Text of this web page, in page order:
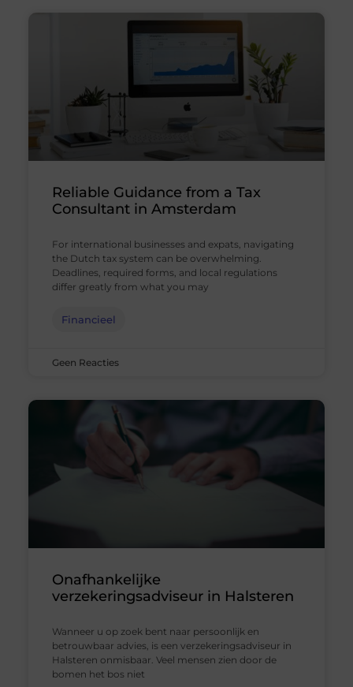
Reliable Guidance from a Tax
Consultant in Amsterdam
For international businesses and expats, navigating
the Dutch tax system can be overwhelming.
Deadlines, required forms, and local regulations
differ greatly from what you may
Financieel
Geen Reacties
Onafhankelijke
verzekeringsadviseur in Halsteren
Wanneer u op zoek bent naar persoonlijk en
betrouwbaar advies, is een verzekeringsadviseur in
Halsteren onmisbaar. Veel mensen zien door de
bomen het bos niet